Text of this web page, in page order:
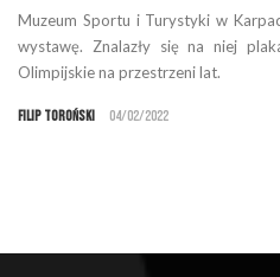
Muzeum Sportu i Turystyki w
wystawę. Znalazły się na niej
Olimpijskie na przestrzeni lat.
Filip Toroński 04/02/2022